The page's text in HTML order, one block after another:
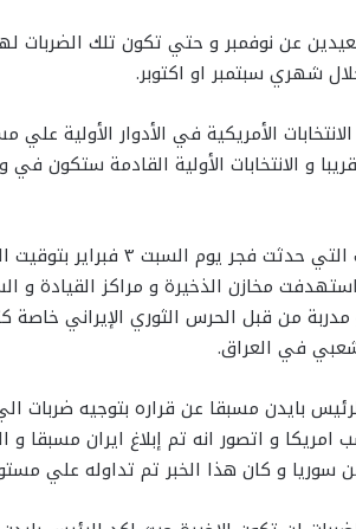
بعيدين عن نوفمبر و حتي تكون تلك الضربات
شهري سبتمبر او اكتوبر.
الانتخابات الأمريكية في الأدوار الأولية
و الانتخابات الأولية القادمة ستكون في
مخازن الذخيرة و مراكز القيادة و
مدربة من قبل الحرس الثوري الإيراني
في العراق.
بايدن مسبقا عن قراره بتوجيه ضربات
امريكا و اتصور انه تم إبلاغ ايران
من سوريا و كان هذا الخبر تم تداوله علي